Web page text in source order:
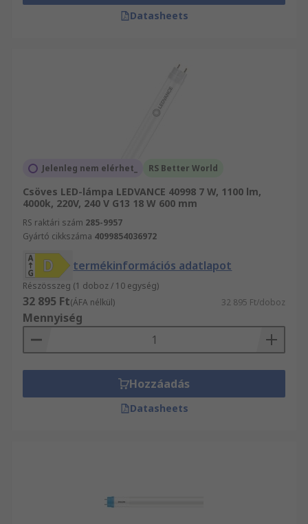
Datasheets
Jelenleg nem elérhet_ RS Better World
Csöves LED-lámpa LEDVANCE 40998 7 W, 1100 lm,
4000k, 220V, 240 V G13 18 W 600 mm
RS raktári szám 285-9957
Gyártó cikkszáma 4099854036972
termékinformációs adatlapot
Részösszeg (1 doboz / 10 egység)
32 895 Ft(ÁFA nélkül) 32 895 Ft/doboz
Mennyiség
Hozzáadás
Datasheets